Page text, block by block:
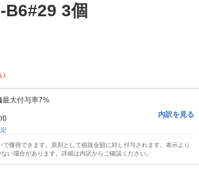
B6#29 3個
最大付与率7%
内訳を見る
で獲得できます。原則として税抜金額に対し付与されます。表示より
い場合があります。詳細は内訳からご確認ください。